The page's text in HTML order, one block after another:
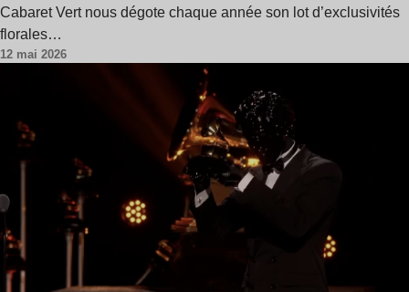
Cabaret Vert nous dégote chaque année son lot d’exclusivités
florales…
12 mai 2026